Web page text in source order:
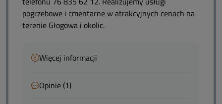
pogrzebowe i cmentarne w atrakcyjnych cenach na
terenie Głogowa i okolic.
Więcej informacji
Opinie (1)